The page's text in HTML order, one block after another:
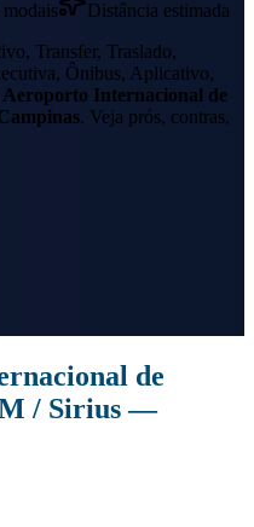
modais
Distância estimada
Transfer, Traslado,
Ônibus, Aplicativo,
Aeroporto Internacional de
. Veja prós, contras,
de
/ Sirius —